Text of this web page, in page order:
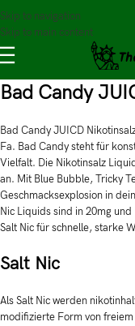
Skip to navigation
Skip to main content
Bad Candy
Bad Candy JUICD
Fa. Bad Candy steht für
Vielfalt. Die Nikotinsalz
an. Mit Blue Bubble, Tricky
Geschmacksexplosion in
Nic Liquids sind in 20mg
Salt Nic für schnelle, starke
Salt Nic
Als Salt Nic werden
modifizierte Form von